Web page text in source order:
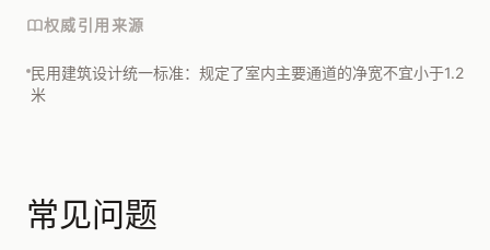
权威引用来源
民用建筑设计统一标准：规定了室内主要通道的净宽不宜小于1.2
米
常见问题